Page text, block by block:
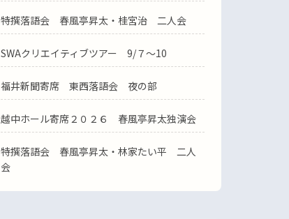
特撰落語会 春風亭昇太・桂宮治 二人会
SWAクリエイティブツアー 9/７～10
福井新聞寄席 東西落語会 夜の部
越中ホール寄席２０２６ 春風亭昇太独演会
特撰落語会 春風亭昇太・林家たい平 二人
会